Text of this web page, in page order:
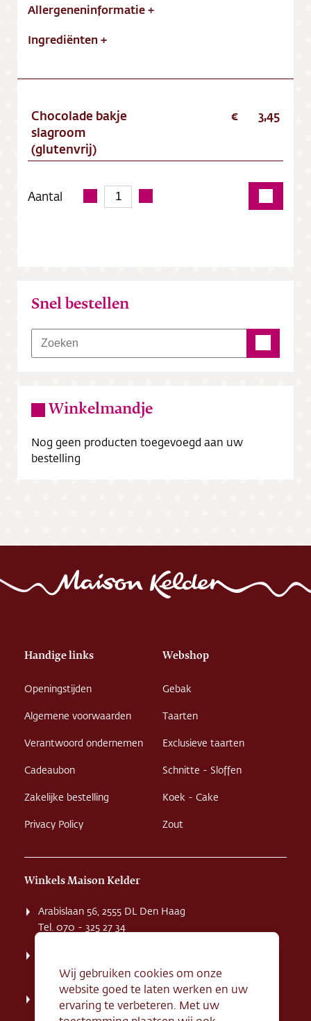
Allergeneninformatie+
Ingrediënten +
Chocolade bakje
slagroom
(glutenvrij)
3,45
Aantal
Snel bestellen
Winkelmandje
Nog geen producten toegevoegd aan uw
bestelling
Handige links
Openingstijden
Algemene voorwaarden
Verantwoord ondernemen
Cadeaubon
Zakelijke bestelling
Privacy Policy
Webshop
Gebak
Taarten
Exclusieve taarten
Schnitte - Sloffen
Koek - Cake
Zout
Winkels Maison Kelder
Arabislaan 56, 2555 DL Den Haag
Tel. 070 - 325 27 34
Tel. 070 - 324 94 09
Kerkstraat 71, 2242 HD Wassenaar
Tel. 070 - 517 95 07
Wij gebruiken cookies om onze
website goed te laten werken en uw
ervaring te verbeteren. Met uw